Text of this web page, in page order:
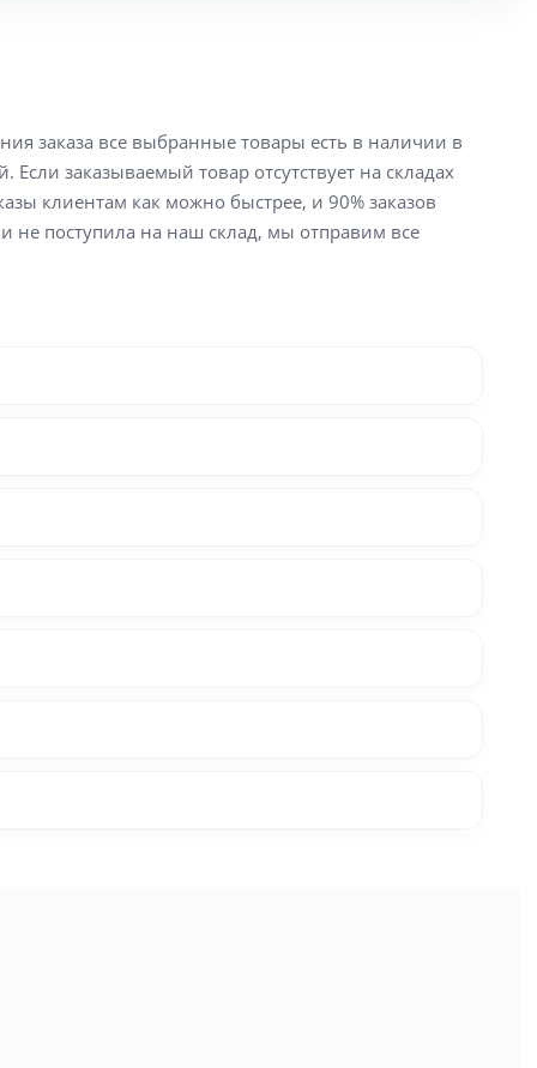
заказа все выбранные товары есть в наличии в
заказываемый товар отсутствует на складах
клиентам как можно быстрее, и 90% заказов
не поступила на наш склад, мы отправим все